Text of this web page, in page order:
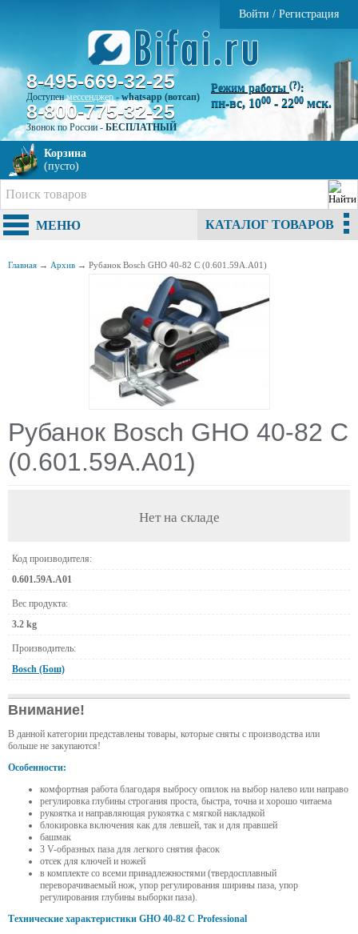
Войти / Регистрация
8-495-669-32-25
Доступенмессенджер-whatsapp (вотсап)
8-800-775-32-25
Звонок по России - БЕСПЛАТНЫЙ
Режим работы (?):
пн-вс, 1000 - 2200 мск.
Корзина
(пусто)
МЕНЮ КАТАЛОГ ТОВАРОВ
Главная → Архив → Рубанок Bosch GHO 40-82 C (0.601.59A.А01)
Рубанок Bosch GHO 40-82 C
(0.601.59A.А01)
Нет на складе
Код производителя:
0.601.59A.А01
Вес продукта:
3.2 kg
Производитель:
Bosch (Бош)
Внимание!
В данной категории представлены товары, которые сняты с производства или
больше не закупаются!
Особенности:
комфортная работа благодаря выбросу опилок на выбор налево или направо
регулировка глубины строгания проста, быстра, точна и хорошо читаема
рукоятка и направляющая рукоятка с мягкой накладкой
блокировка включения как для левшей, так и для правшей
башмак
3 V-образных паза для легкого снятия фасок
отсек для ключей и ножей
в комплекте со всеми принадлежностями (твердосплавный
переворачиваемый нож, упор регулирования ширины паза, упор
регулирования глубины выборки паза).
Технические характеристики GHO 40-82 С Professional